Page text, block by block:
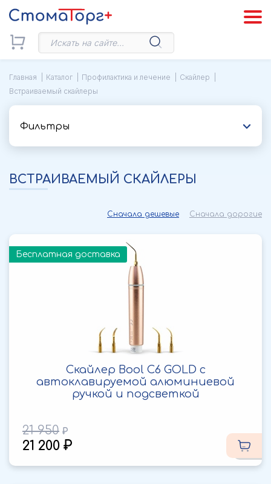
Главная Каталог Профилактика и лечение
Скайлер
Встраиваемый скайлеры
Фильтры
ВСТРАИВАЕМЫЙ СКАЙЛЕРЫ
Сначала дешевые Сначала дорогие
Бесплатная доставка
Скайлер Bool С6 GOLD с
автоклавируемой алюминиевой
ручкой и подсветкой
21 950
21 200